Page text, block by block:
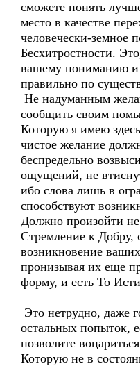
сможете понять
место в качестве
человечески-земное
Бесхитростности.
вашему пониманию и
правильно по
Не надуманным
сообщить своим
Которую я имею
чистое желание
беспредельно
ощущений, не
ибо слова лишь в
способствуют
Должно произойти
Стремление к Добру,
возникновение
пронизывая их еще
форму, и есть То
Это нетрудно, даже
остальных попыток,
позволите
Которую не в